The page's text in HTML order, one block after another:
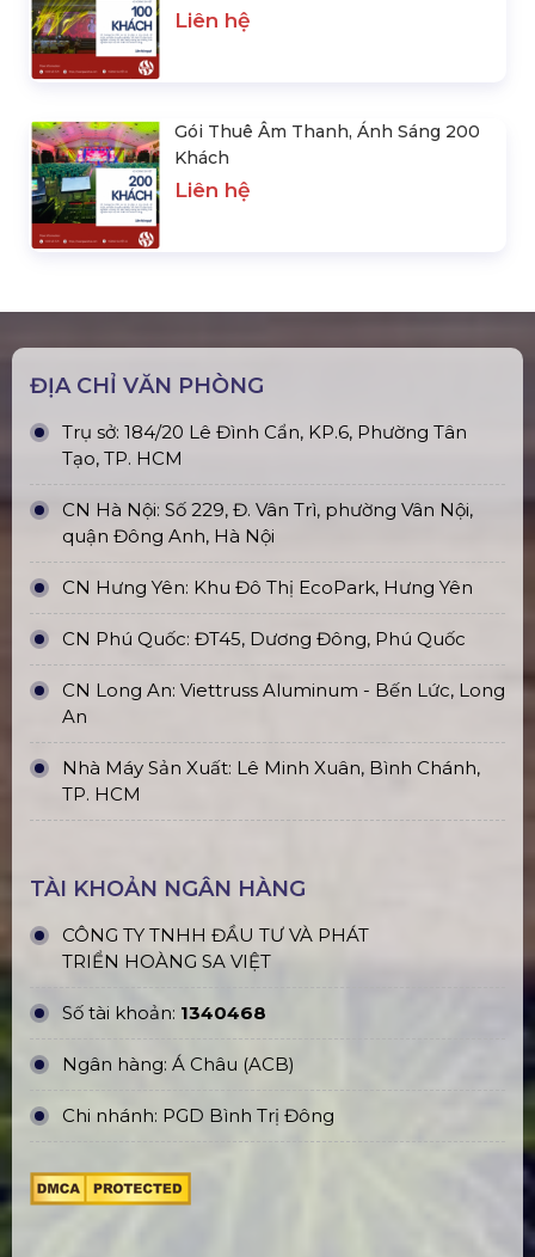
Liên hệ
Gói Thuê Âm Thanh, Ánh Sáng 200
Khách
Liên hệ
ĐỊA CHỈ VĂN PHÒNG
Trụ sở: 184/20 Lê Đình Cẩn, KP.6, Phường Tân
Tạo, TP. HCM
CN Hà Nội: Số 229, Đ. Vân Trì, phường Vân Nội,
quận Đông Anh, Hà Nội
CN Hưng Yên: Khu Đô Thị EcoPark, Hưng Yên
CN Phú Quốc: ĐT45, Dương Đông, Phú Quốc
CN Long An: Viettruss Aluminum - Bến Lức, Long
An
Nhà Máy Sản Xuất: Lê Minh Xuân, Bình Chánh,
TP. HCM
TÀI KHOẢN NGÂN HÀNG
CÔNG TY TNHH ĐẦU TƯ VÀ PHÁT
TRIỂN HOÀNG SA VIỆT
Số tài khoản: 1340468
Ngân hàng: Á Châu (ACB)
Chi nhánh: PGD Bình Trị Đông